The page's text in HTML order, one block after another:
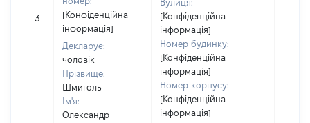
3
[Конфіденційна
інформація]
Декларує:
чоловік
Прізвище:
Шмиголь
Ім'я:
Олександр
Вулиця:
[Конфіденційна
інформація]
Номер будинку:
[Конфіденційна
інформація]
Номер корпусу:
[Конфіденційна
інформація]